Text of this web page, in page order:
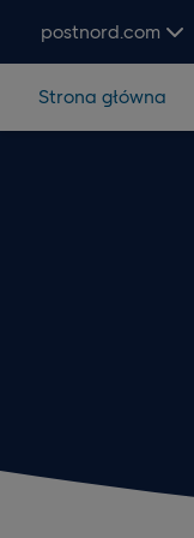
postnord.com
Strona główna